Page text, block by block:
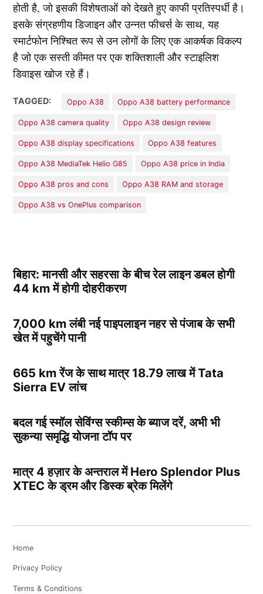
होती है, जो इसकी विशेषताओं को देखते हुए काफी प्रतिस्पर्धी है।
इसके संग्रहणीय डिजाइन और उन्नत फीचर्स के साथ, यह
स्मार्टफोन निश्चित रूप से उन लोगों के लिए एक आकर्षक विकल्प
है जो एक सस्ती कीमत पर एक शक्तिशाली और स्टाइलिश
डिवाइस खोज रहे हैं।
TAGGED: Oppo A38 Oppo A38 battery performance
Oppo A38 camera quality Oppo A38 design review
Oppo A38 display specifications Oppo A38 features
Oppo A38 MediaTek Helio G85 Oppo A38 price in India
Oppo A38 pros and cons Oppo A38 RAM and storage
Oppo A38 vs OnePlus comparison
बिहार: मानसी और सहरसा के बीच रेल लाइन डबल होगी
44 km में होगी दोहरीकरण
7,000 km लंबी नई पाइपलाइन नहर से पंजाब के सभी
खेत में पहुचेंगे पानी
665 km रेंज के साथ मात्र 18.79 लाख में Tata
Sierra EV लांच
बदल गई स्मॉल सेविंग्स स्कीम्स के ब्याज दरें, अभी भी
सुकन्या समृद्धि योजना टॉप पर
मात्र 4 हज़ार के अन्तराल में Hero Splendor Plus
XTEC के ड्रम और डिस्क ब्रेक मिलेंगे
Home
Privacy Policy
Terms & Conditions